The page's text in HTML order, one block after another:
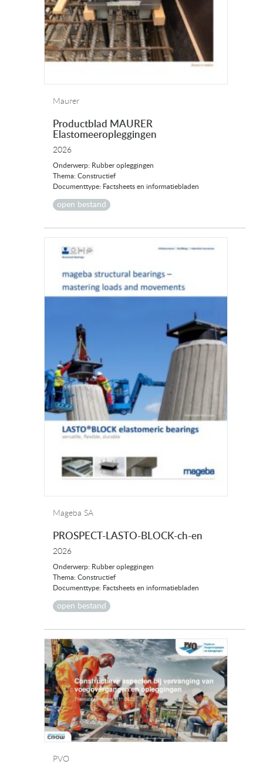
Maurer
Productblad MAURER
Elastomeeropleggingen
2026
Onderwerp: Rubber opleggingen
Thema: Constructief
Documenttype: Factsheets en informatiebladen
open bestand
Mageba SA
PROSPECT-LASTO-BLOCK-ch-en
2026
Onderwerp: Rubber opleggingen
Thema: Constructief
Documenttype: Factsheets en informatiebladen
open bestand
PVO